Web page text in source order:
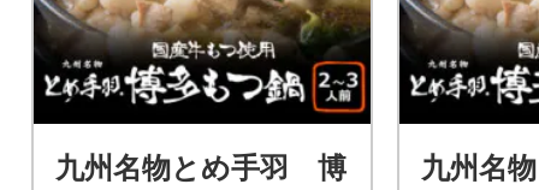
九州名物とめ手羽 博
九州名